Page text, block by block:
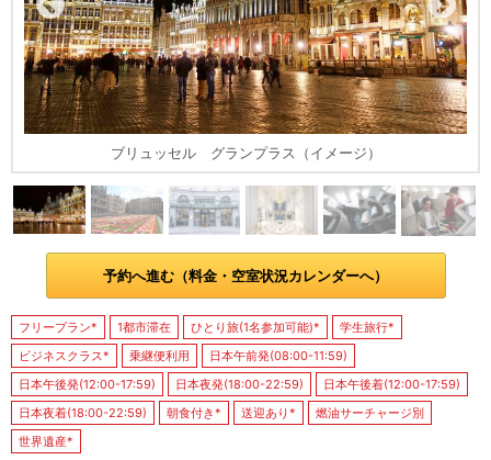
ブリュッセル グランプラス（イメージ）
予約へ進む（料金・空室状況カレンダーへ）
フリープラン* 1都市滞在 ひとり旅(1名参加可能)*
学生旅行*
ビジネスクラス*
乗継便利用
日本午前発(08:00-11:59)
日本午後発(12:00-17:59)
日本夜発(18:00-22:59)
日本午後着(12:00-17:59)
日本夜着(18:00-22:59)
朝食付き* 送迎あり*
燃油サーチャージ別
世界遺産*